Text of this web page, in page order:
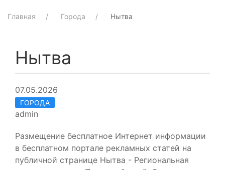
Главная Города Нытва
Нытва
07.05.2026
ГОРОДА
admin
Размещение бесплатное Интернет информации
в бесплатном портале рекламных статей на
публичной странице Нытва - Региональная